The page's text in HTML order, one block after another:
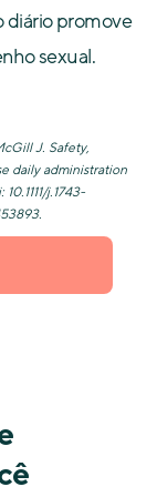
diário promove
sexual.
J. Safety,
daily administration
j.1743-